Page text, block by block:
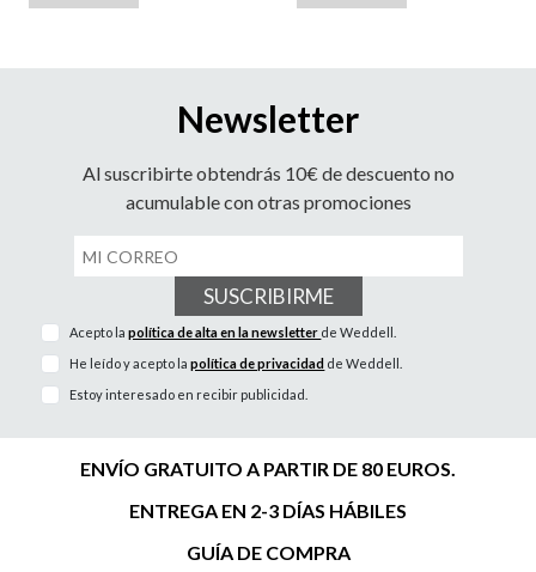
Newsletter
Al suscribirte obtendrás 10€ de descuento no
acumulable con otras promociones
SUSCRIBIRME
Acepto lapolítica de alta en la newsletter de Weddell.
He leído y acepto lapolítica de privacidad de Weddell.
Estoy interesado en recibir publicidad.
ENVÍO GRATUITO A PARTIR DE 80 EUROS.
ENTREGA EN 2-3 DÍAS HÁBILES
GUÍA DE COMPRA